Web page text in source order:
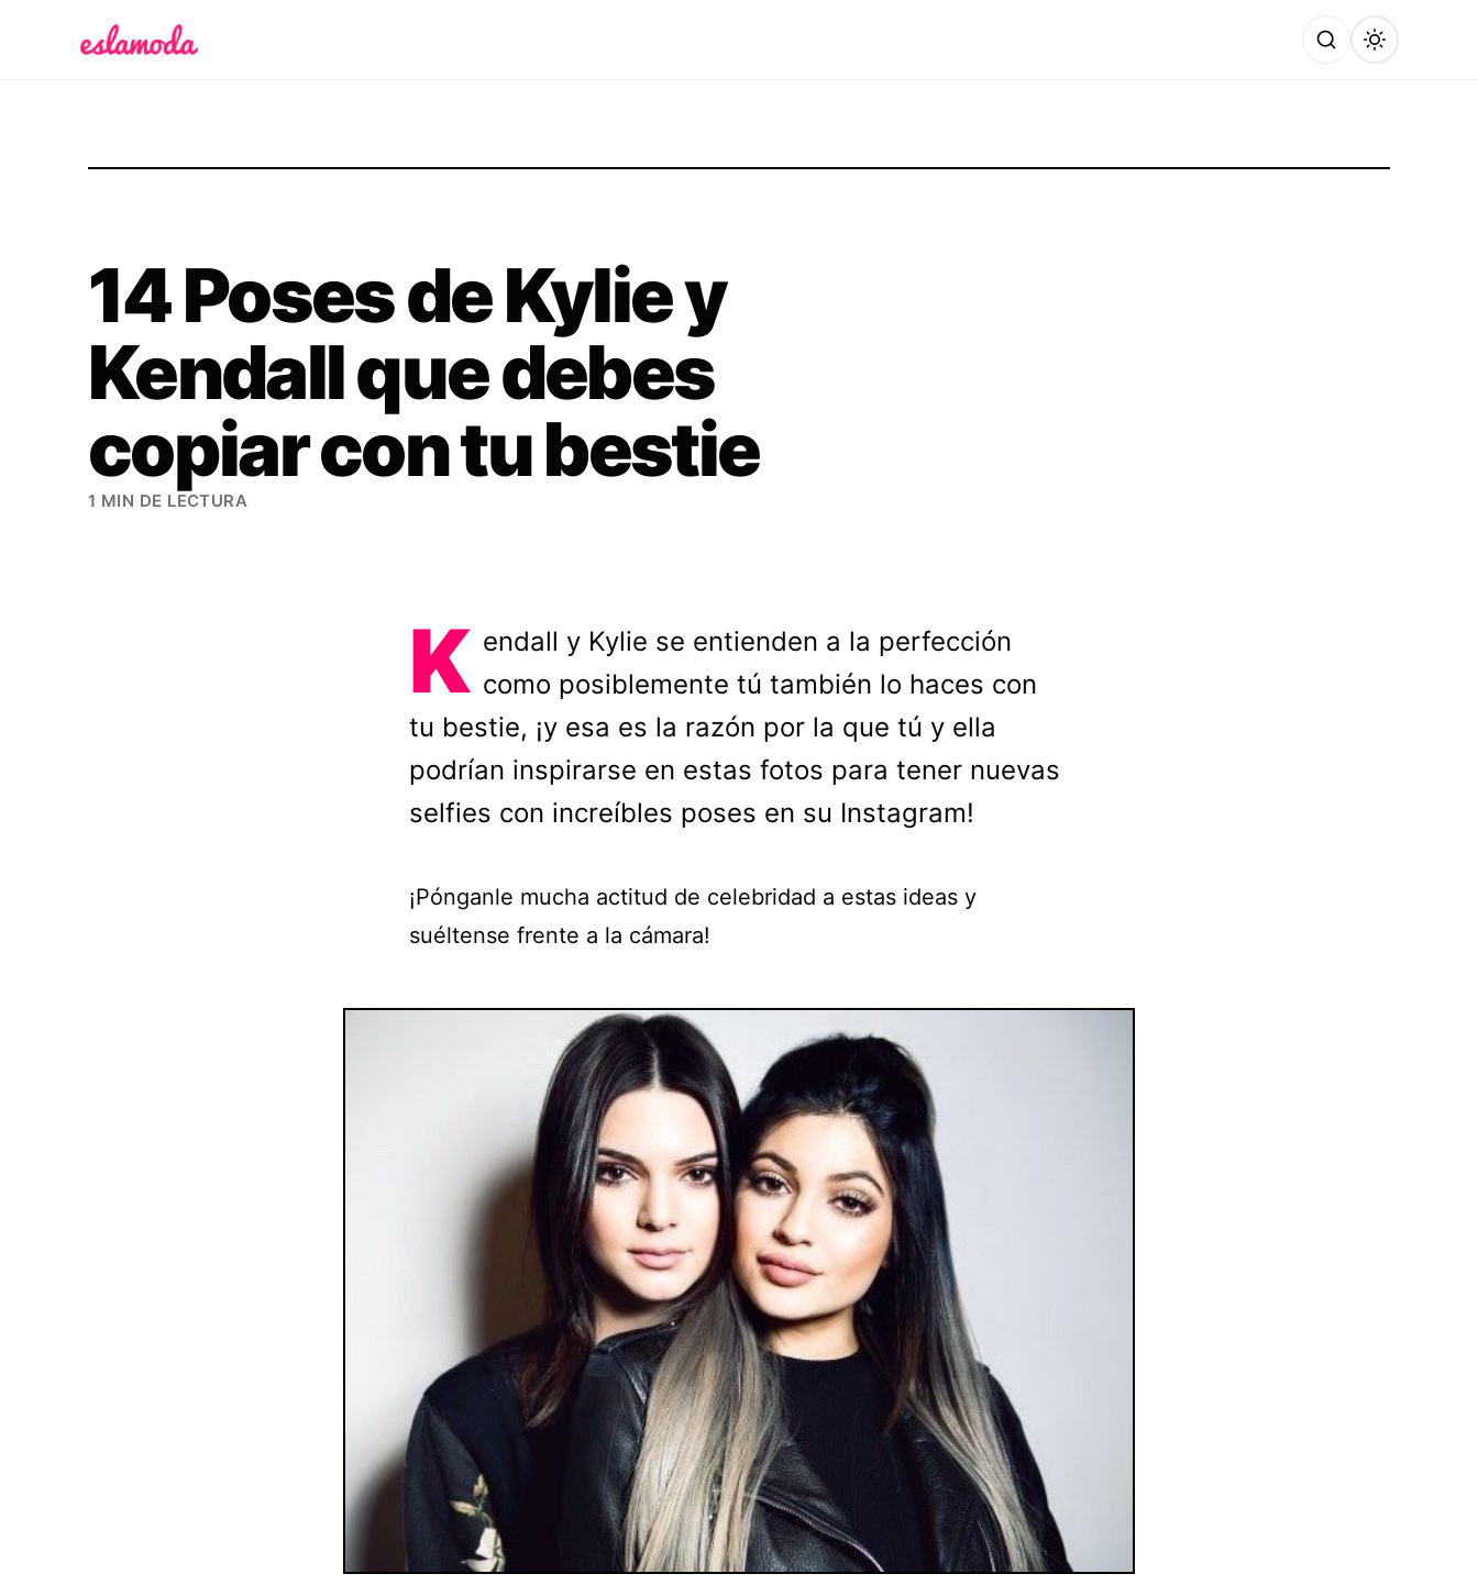
14 Poses de Kylie y
Kendall que debes
copiar con tu bestie
1 MIN DE LECTURA
K endall y Kylie se entienden a la perfección
como posiblemente tú también lo haces con
tu bestie, ¡y esa es la razón por la que tú y ella
podrían inspirarse en estas fotos para tener nuevas
selfies con increíbles poses en su Instagram!
¡Pónganle mucha actitud de celebridad a estas ideas y
suéltense frente a la cámara!